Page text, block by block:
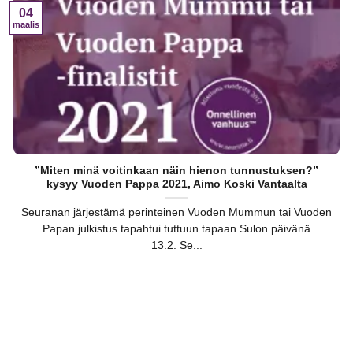
”Miten minä voitinkaan näin hienon tunnustuksen?”
kysyy Vuoden Pappa 2021, Aimo Koski Vantaalta
Seuranan järjestämä perinteinen Vuoden Mummun tai Vuoden
Papan julkistus tapahtui tuttuun tapaan Sulon päivänä
13.2. Se...
04
maalis